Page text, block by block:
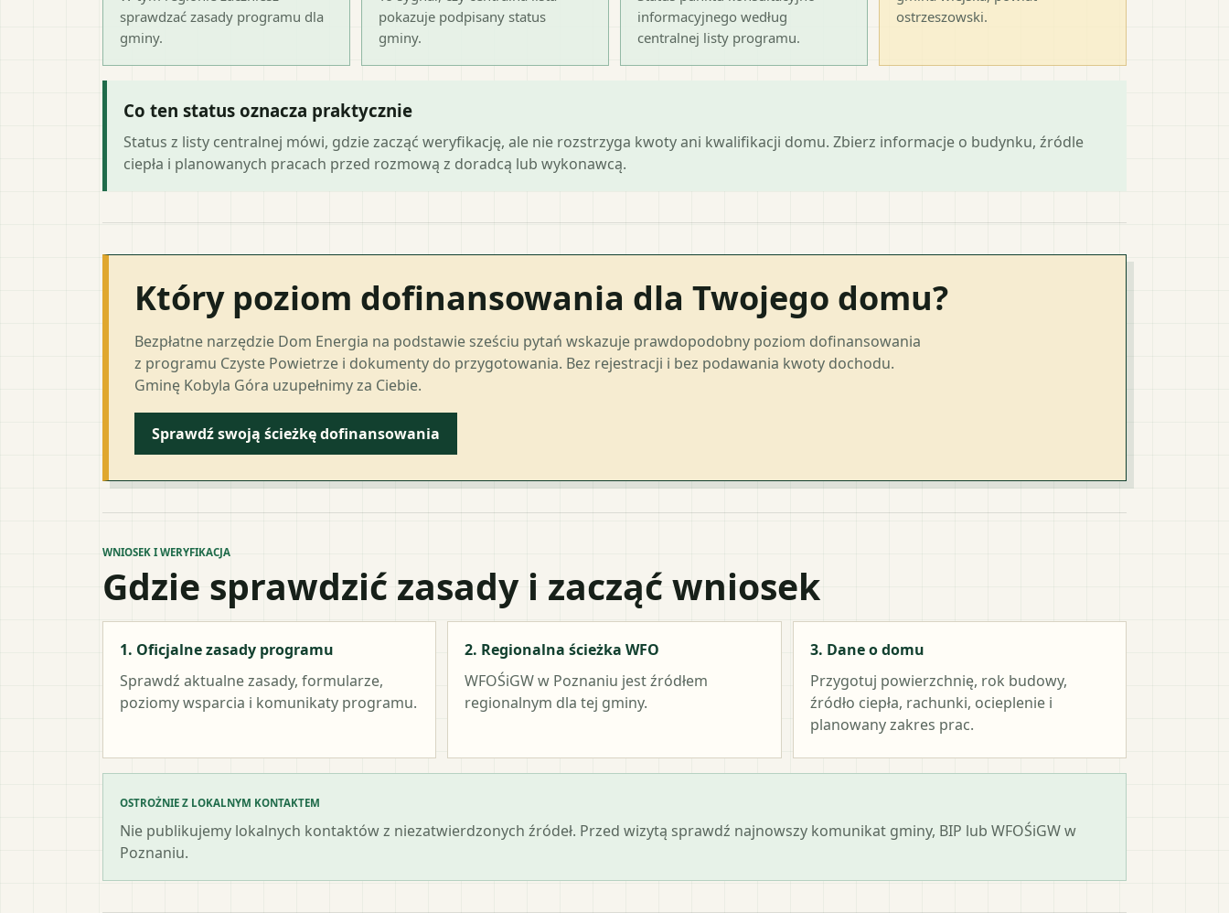
sprawdzać zasady programu dla
gminy.
pokazuje podpisany status
gminy.
informacyjnego według
centralnej listy programu.
ostrzeszowski.
Co ten status oznacza praktycznie
Status z listy centralnej mówi, gdzie zacząć weryfikację, ale nie rozstrzyga kwoty ani kwalifikacji domu. Zbierz informacje o budynku, źródle
ciepła i planowanych pracach przed rozmową z doradcą lub wykonawcą.
Który poziom dofinansowania dla Twojego domu?
Bezpłatne narzędzie Dom Energia na podstawie sześciu pytań wskazuje prawdopodobny poziom dofinansowania
z programu Czyste Powietrze i dokumenty do przygotowania. Bez rejestracji i bez podawania kwoty dochodu.
Gminę Kobyla Góra uzupełnimy za Ciebie.
Sprawdź swoją ścieżkę dofinansowania
WNIOSEK I WERYFIKACJA
Gdzie sprawdzić zasady i zacząć wniosek
1. Oficjalne zasady programu
Sprawdź aktualne zasady, formularze,
poziomy wsparcia i komunikaty programu.
2. Regionalna ścieżka WFO
WFOŚiGW w Poznaniu jest źródłem
regionalnym dla tej gminy.
3. Dane o domu
Przygotuj powierzchnię, rok budowy,
źródło ciepła, rachunki, ocieplenie i
planowany zakres prac.
OSTROŻNIE Z LOKALNYM KONTAKTEM
Nie publikujemy lokalnych kontaktów z niezatwierdzonych źródeł. Przed wizytą sprawdź najnowszy komunikat gminy, BIP lub WFOŚiGW w
Poznaniu.